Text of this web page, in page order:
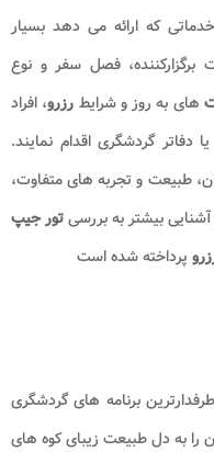
که ارائه می دهد بسیار
فصل سفر و نوع
های به روز و شرایط رزرو، افراد
گردشگری اقدام نمایند.
طبیعت و تجربه های متفاوت،
آشنایی بیشتر به بررسیتور جیپ
پرداخته شده است
برنامه های گردشگری
را به دل طبیعت زیبای کوه های